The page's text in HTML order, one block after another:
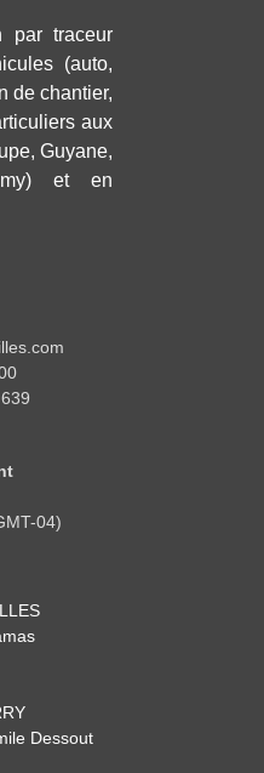
partraceur
(auto,
de chantier,
aux
Guyane,
et en
04)
Dessout